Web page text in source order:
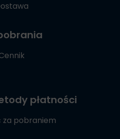
płatności
za pobraniem